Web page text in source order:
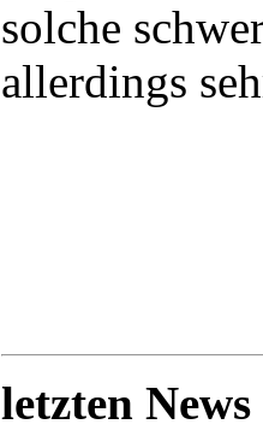
solche
allerdings
letzten News